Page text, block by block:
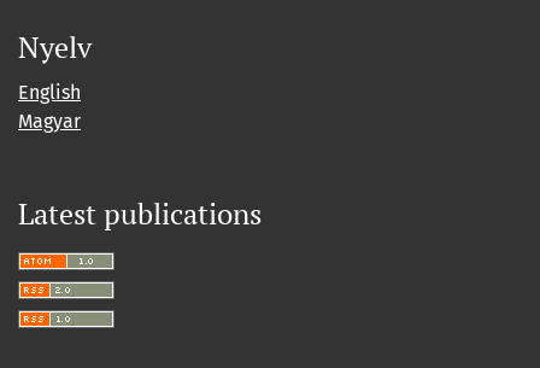
Nyelv
English
Magyar
Latest publications